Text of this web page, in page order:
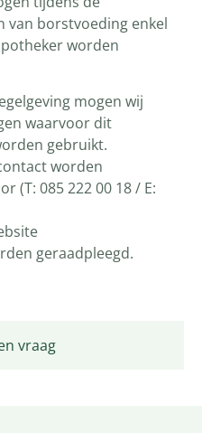
vraag
van borstvoeding enkel
worden
mogen wij
waarvoor dit
gebruikt.
worden
(T: 085 222 00 18 / E:
geraadpleegd.